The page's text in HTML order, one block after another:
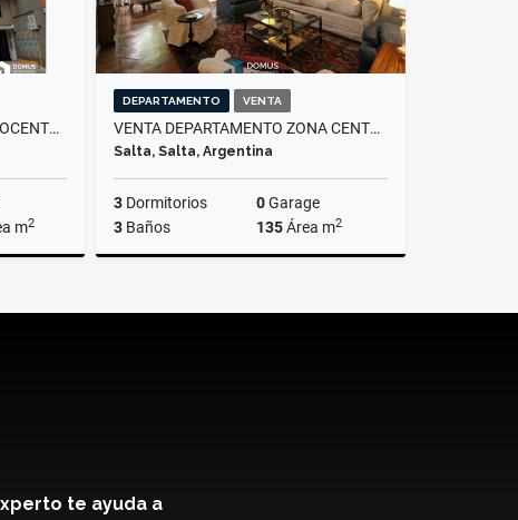
ALQUILER OFICINA EN MACROCENTRO
m2
DEPARTAMENTO VENTA
VENTA DEPARTAMENTO ZONA CENTRO MENDOZA Y CATAMARCA
Salta, Salta, Argentina
3 Dormitorios 0Garage
3 Baños 135Área m2
US$98,000
te ayuda a